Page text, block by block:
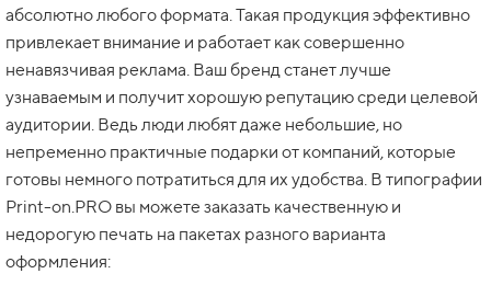
абсолютно любого формата. Такая продукция эффективно
привлекает внимание и работает как совершенно
ненавязчивая реклама. Ваш бренд станет лучше
узнаваемым и получит хорошую репутацию среди целевой
аудитории. Ведь люди любят даже небольшие, но
непременно практичные подарки от компаний, которые
готовы немного потратиться для их удобства. В типографии
Print-on.PRO вы можете заказать качественную и
недорогую печать на пакетах разного варианта
оформления: